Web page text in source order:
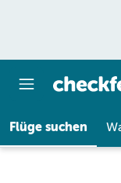
Flüge suchen